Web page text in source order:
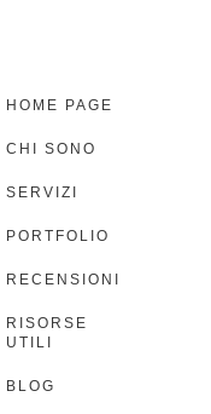
HOME PAGE
CHI SONO
SERVIZI
PORTFOLIO
RECENSIONI
RISORSE
UTILI
BLOG